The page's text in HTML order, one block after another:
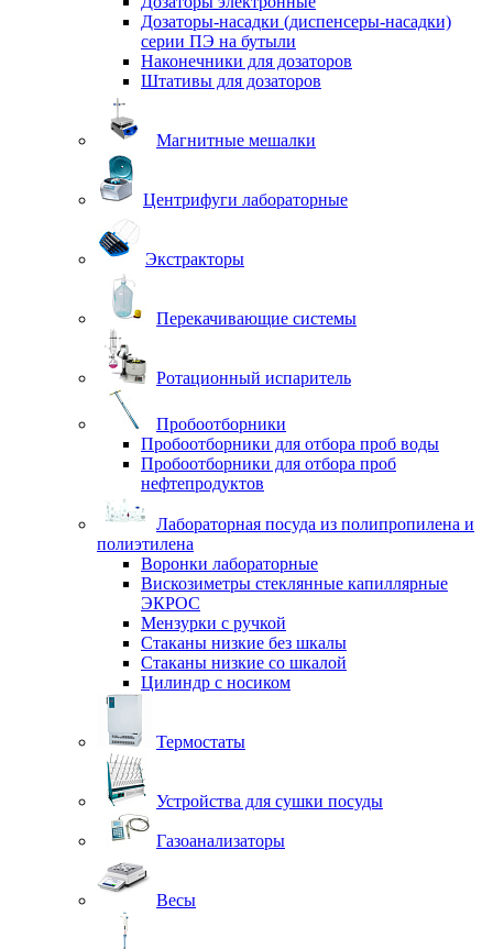
Дозаторы-насадки (диспенсеры-насадки)
серии ПЭ на бутыли
Наконечники для дозаторов
Штативы для дозаторов
Магнитные мешалки
Центрифуги лабораторные
Экстракторы
Перекачивающие системы
Ротационный испаритель
Пробоотборники
Пробоотборники для отбора проб воды
Пробоотборники для отбора проб
нефтепродуктов
Лабораторная посуда из полипропилена и
полиэтилена
Воронки лабораторные
Вискозиметры стеклянные капиллярные
ЭКРОС
Мензурки с ручкой
Стаканы низкие без шкалы
Стаканы низкие со шкалой
Цилиндр с носиком
Термостаты
Устройства для сушки посуды
Газоанализаторы
Весы